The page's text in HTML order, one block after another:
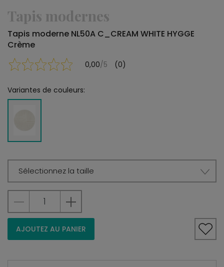
Tapis modernes
Tapis moderne NL50A C_CREAM WHITE HYGGE
Crème
0,00/5 (0)
Variantes de couleurs:
Sélectionnez la taille
AJOUTEZ AU PANIER